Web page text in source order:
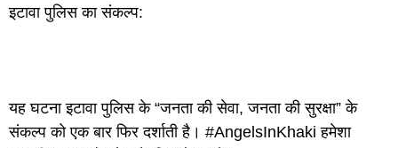
इटावा पुलिस का संकल्प:
यह घटना इटावा पुलिस के “जनता की सेवा, जनता की सुरक्षा” के
संकल्प को एक बार फिर दर्शाती है। #AngelsInKhaki हमेशा